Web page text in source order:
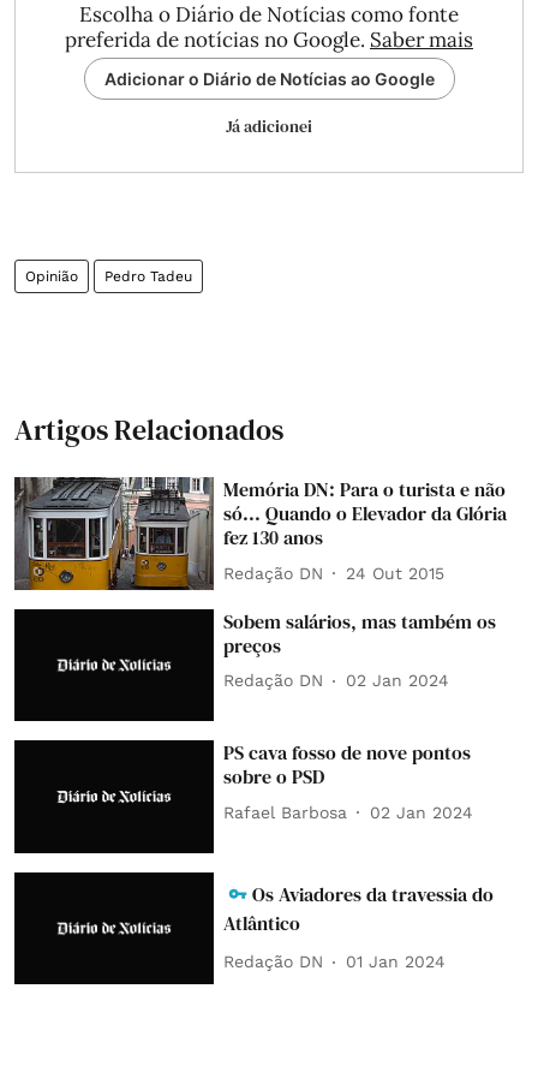
Escolha o Diário de Notícias como fonte
preferida de notícias no Google. Saber mais
Adicionar o Diário de Notícias ao Google
Já adicionei
Opinião Pedro Tadeu
Artigos Relacionados
Memória DN: Para o turista e não
só... Quando o Elevador da Glória
fez 130 anos
Redação DN 24 Out 2015
Sobem salários, mas também os
preços
Redação DN 02 Jan 2024
PS cava fosso de nove pontos
sobre o PSD
Rafael Barbosa 02 Jan 2024
Os Aviadores da travessia do
Atlântico
Redação DN 01 Jan 2024